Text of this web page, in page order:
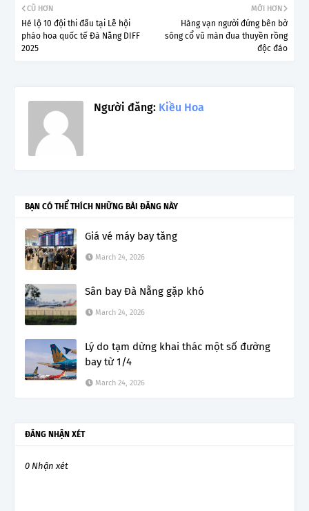
MỚI HƠN
Hàng vạn người đứng bên bờ
sông cổ vũ màn đua thuyền rồng
độc đáo
CŨ HƠN
Hé lộ 10 đội thi đấu tại Lễ hội
pháo hoa quốc tế Đà Nẵng DIFF
2025
Người đăng: Kiều Hoa
BẠN CÓ THỂ THÍCH NHỮNG BÀI ĐĂNG NÀY
Giá vé máy bay tăng
March 24, 2026
Sân bay Đà Nẵng gặp khó
March 24, 2026
Lý do tạm dừng khai thác một số đường
bay từ 1/4
March 24, 2026
ĐĂNG NHẬN XÉT
0 Nhận xét